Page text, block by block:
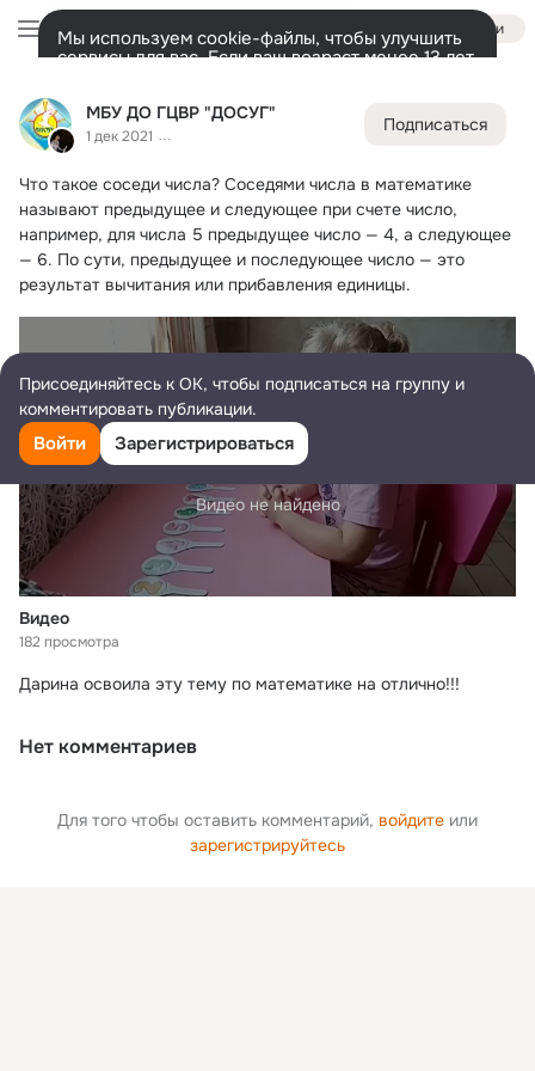
МБУ ДО ГЦВР "ДОСУГ"
1 дек 2021
Подписаться
Что такое соседи числа? Соседями числа в математике
называют предыдущее и следующее при счете число,
например, для числа 5 предыдущее число — 4, а следующее
— 6. По сути, предыдущее и последующее число — это
результат вычитания или прибавления единицы.
Видео не найдено
Видео
182 просмотра
Дарина освоила эту тему по математике на отлично!!!
Нет комментариев
Для того чтобы оставить комментарий, войдите или
зарегистрируйтесь
Войти
Мы используем cookie-файлы, чтобы улучшить
сервисы для вас. Если ваш возраст менее 13 лет,
представитель.
Разрешить все
Лента Участники Ещё
Дополнительная
колонка
Всё11 894 Обсуждаемые
Присоединяйтесь к ОК, чтобы подписаться на группу и
комментировать публикации.
Войти Зарегистрироваться